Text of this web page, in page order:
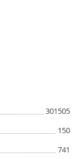
301505
150
741